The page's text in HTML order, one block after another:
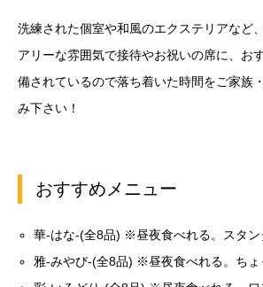
洗練された個室や和風のエクステリアなど
アリーな雰囲気で接待やお祝いの席に、お
備されているので落ち着いた時間をご家族
み下さい！
おすすめメニュー
華-はな-(全8品) ※昼夜食べれる。スタ
雅-みやび-(全8品) ※昼夜食べれる。ち